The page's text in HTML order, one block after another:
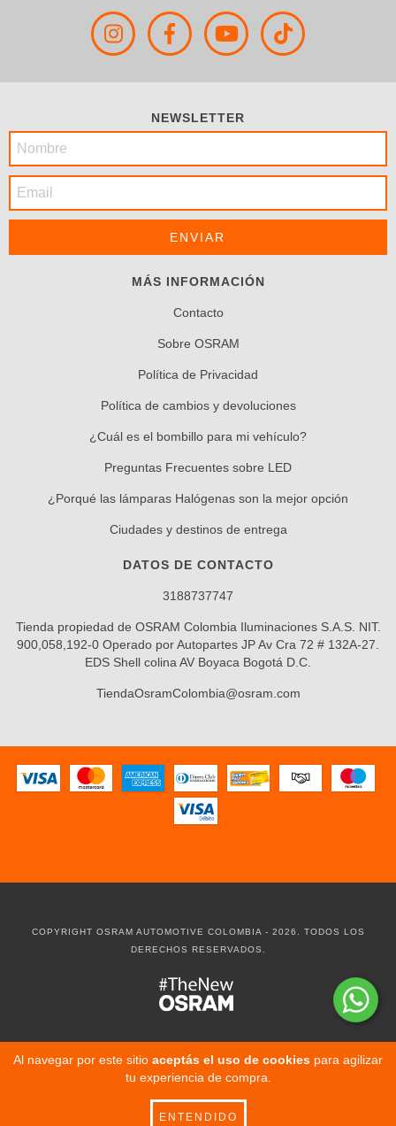
Al navegar por este sitio aceptás el uso de cookies para agilizar
tu experiencia de compra.
ENTENDIDO
NEWSLETTER
MÁS INFORMACIÓN
Contacto
Sobre OSRAM
Política de Privacidad
Política de cambios y devoluciones
¿Cuál es el bombillo para mi vehículo?
Preguntas Frecuentes sobre LED
¿Porqué las lámparas Halógenas son la mejor opción
Ciudades y destinos de entrega
DATOS DE CONTACTO
3188737747
Tienda propiedad de OSRAM Colombia Iluminaciones S.A.S. NIT.
900,058,192-0 Operado por Autopartes JP Av Cra 72 # 132A-27.
EDS Shell colina AV Boyaca Bogotá D.C.
TiendaOsramColombia@osram.com
COPYRIGHT OSRAM AUTOMOTIVE COLOMBIA - 2026. TODOS LOS
DERECHOS RESERVADOS.